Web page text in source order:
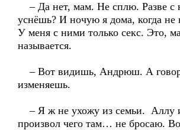
– Да нет, мам. Не сплю. Разве с
уснёшь? И ночую я дома, когда не
У меня с ними только секс. Это,
называется.
– Вот видишь, Андрюш. А
изменяешь.
– Я ж не ухожу из семьи. Аллу
произвол чего там… не бросаю.